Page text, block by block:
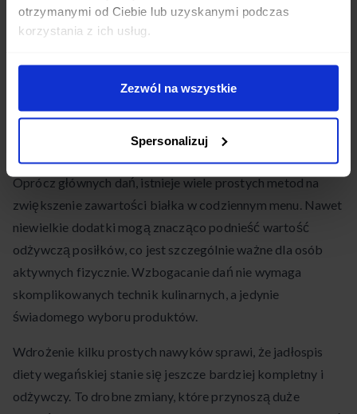
otrzymanymi od Ciebie lub uzyskanymi podczas
korzystania z ich usług.
Zezwól na wszystkie
Spersonalizuj
Takie przepisy w diecie wegańskiej pokazują, że warzywa
możesz zaufać wegańskiej
Proste sposoby na wzbogacenie
posiłków w białko
Oprócz głównych dań, istnieje wiele prostych metod na
zwiększenie zawartości białka w codziennym menu. Nawet
niewielkie dodatki mogą znacząco podnieść wartość
odżywczą posiłków, co jest szczególnie ważne dla osób
aktywnych fizycznie. Wzbogacanie dań nie wymaga
skomplikowanych technik kulinarnych, a jedynie
świadomego wyboru produktów.
Wdrożenie kilku prostych nawyków sprawi, że jadłospis
diety wegańskiej stanie się jeszcze bardziej kompletny i
odżywczy. To drobne zmiany, które przynoszą duże